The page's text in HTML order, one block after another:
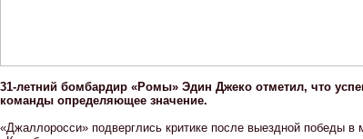
31-летний бомбардир «Ромы» Эдин Джеко отметил, что
команды определяющее значение.
«Джаллоросси» подверглись критике после выездной победы в